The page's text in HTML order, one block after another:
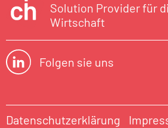
Solution Provider für
Wirtschaft
Folgen sie uns
Datenschutzerklärung